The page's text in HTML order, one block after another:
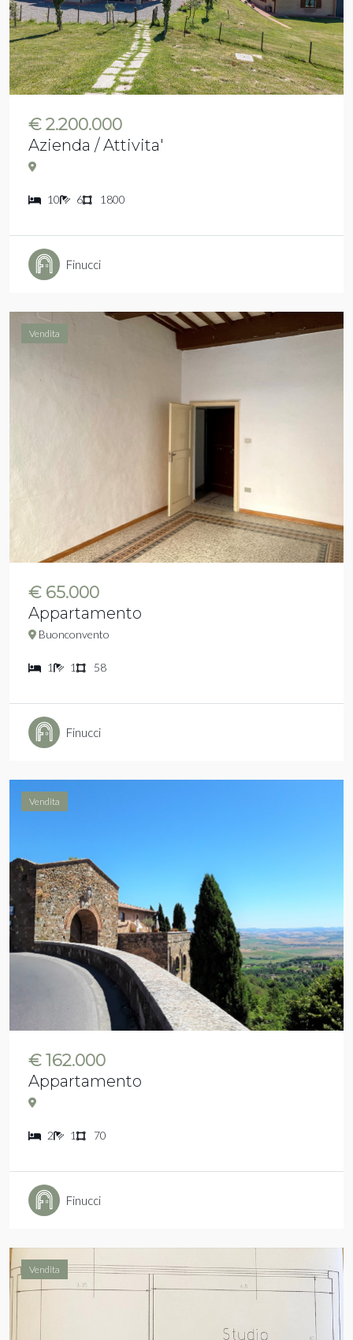
€ 2.200.000
Azienda / Attivita'
10 6 1800
Finucci
Vendita
€ 65.000
Appartamento
Buonconvento
1 1 58
Finucci
Vendita
€ 162.000
Appartamento
2 1 70
Finucci
Vendita